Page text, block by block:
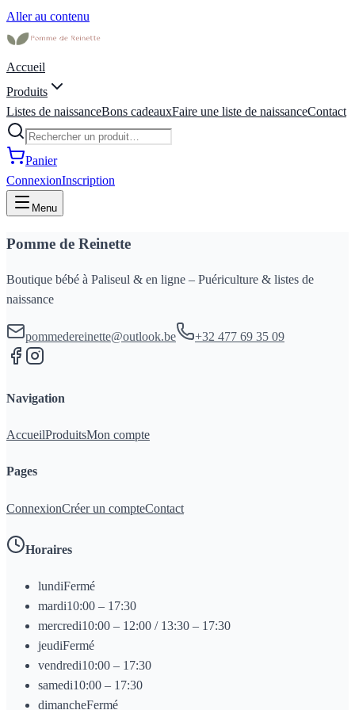
Aller au contenu
Accueil
Produits
Listes de naissanceBons cadeauxFaire une liste de naissanceContact
Panier
ConnexionInscription
Menu
Pomme de Reinette
Boutique bébé à Paliseul & en ligne – Puériculture & listes de
naissance
pommedereinette@outlook.be +32 477 69 35 09
Navigation
AccueilProduitsMon compte
Pages
ConnexionCréer un compteContact
Horaires
lundiFermé
mardi10:00 – 17:30
mercredi10:00 – 12:00 / 13:30 – 17:30
jeudiFermé
vendredi10:00 – 17:30
samedi10:00 – 17:30
dimancheFermé